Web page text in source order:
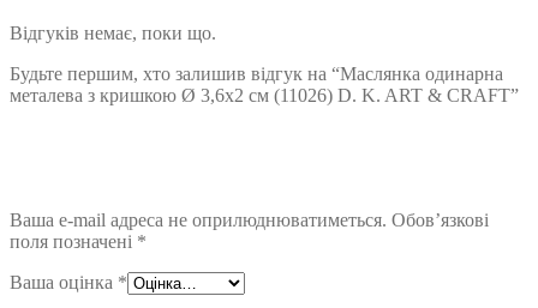
Відгуків немає, поки що.
Будьте першим, хто залишив відгук на “Маслянка одинарна
металева з кришкою Ø 3,6х2 см (11026) D. K. ART & CRAFT”
Ваша e-mail адреса не оприлюднюватиметься. Обов’язкові
поля позначені *
Ваша оцінка *